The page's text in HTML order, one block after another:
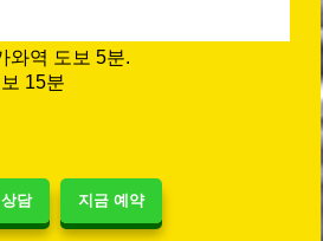
담 지금 예약
와역 도보 5분.
15분